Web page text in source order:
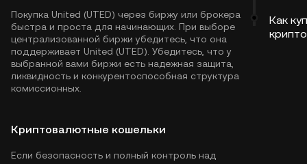
Покупка United (UTED) через биржу или брокера
быстра и проста для начинающих. При выборе
централизованной биржи убедитесь, что она
поддерживает United (UTED). Убедитесь, что у
выбранной вами биржи есть надежная защита,
ликвидность и конкурентоспособная структура
комиссионных.
Криптовалютные кошельки
Если безопасность и полный контроль над
Как